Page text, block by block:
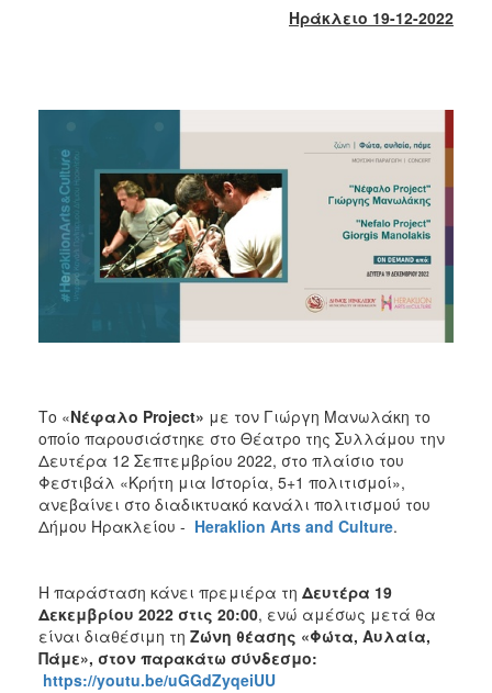
2012
2010
2006
ΤΟΠΟΣ
ΑΝΘΕΚΤΙΚΗ
ΠΟΛΗ
Ηράκλειο 19-12-2022
Το «Νέφαλο Project» με τον Γιώργη Μανωλάκη το
οποίο παρουσιάστηκε στο Θέατρο της Συλλάμου την
Δευτέρα 12 Σεπτεμβρίου 2022, στο πλαίσιο του
Φεστιβάλ «Κρήτη μια Ιστορία, 5+1 πολιτισμοί»,
ανεβαίνει στο διαδικτυακό κανάλι πολιτισμού του
Δήμου Ηρακλείου - Heraklion Arts and Culture.
Η παράσταση κάνει πρεμιέρα τη Δευτέρα 19
Δεκεμβρίου 2022 στις 20:00, ενώ αμέσως μετά θα
είναι διαθέσιμη τη Ζώνη θέασης «Φώτα, Αυλαία,
Πάμε», στον παρακάτω σύνδεσμο:
https://youtu.be/uGGdZyqeiUU